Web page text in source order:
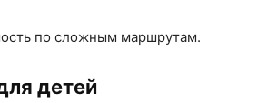
по сложным маршрутам.
детей